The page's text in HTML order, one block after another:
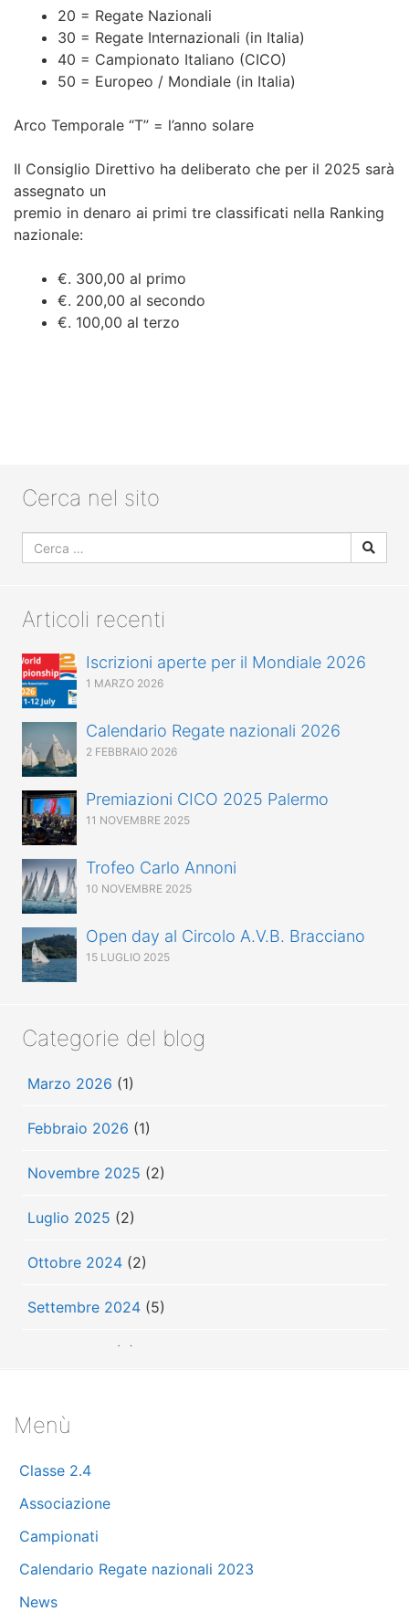
20 = Regate Nazionali
30 = Regate Internazionali (in Italia)
40 = Campionato Italiano (CICO)
50 = Europeo / Mondiale (in Italia)
Arco Temporale “T” = l’anno solare
Il Consiglio Direttivo ha deliberato che per il 2025 sarà
assegnato un
premio in denaro ai primi tre classificati nella Ranking
nazionale:
€. 300,00 al primo
€. 200,00 al secondo
€. 100,00 al terzo
Cerca nel sito
Articoli recenti
Iscrizioni aperte per il Mondiale 2026
1 MARZO 2026
Calendario Regate nazionali 2026
2 FEBBRAIO 2026
Premiazioni CICO 2025 Palermo
11 NOVEMBRE 2025
Trofeo Carlo Annoni
10 NOVEMBRE 2025
Open day al Circolo A.V.B. Bracciano
15 LUGLIO 2025
Categorie del blog
Marzo 2026 (1)
Febbraio 2026 (1)
Novembre 2025 (2)
Luglio 2025 (2)
Ottobre 2024 (2)
Settembre 2024 (5)
(3)
Marzo 2024
Febbraio 2024(8)
Menù
Classe 2.4
Associazione
Campionati
Calendario Regate nazionali 2023
News